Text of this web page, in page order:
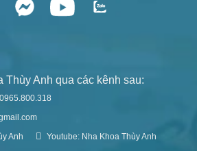
Thùy Anh qua các kênh sau:
Anh
Youtube: Nha Khoa Thùy Anh